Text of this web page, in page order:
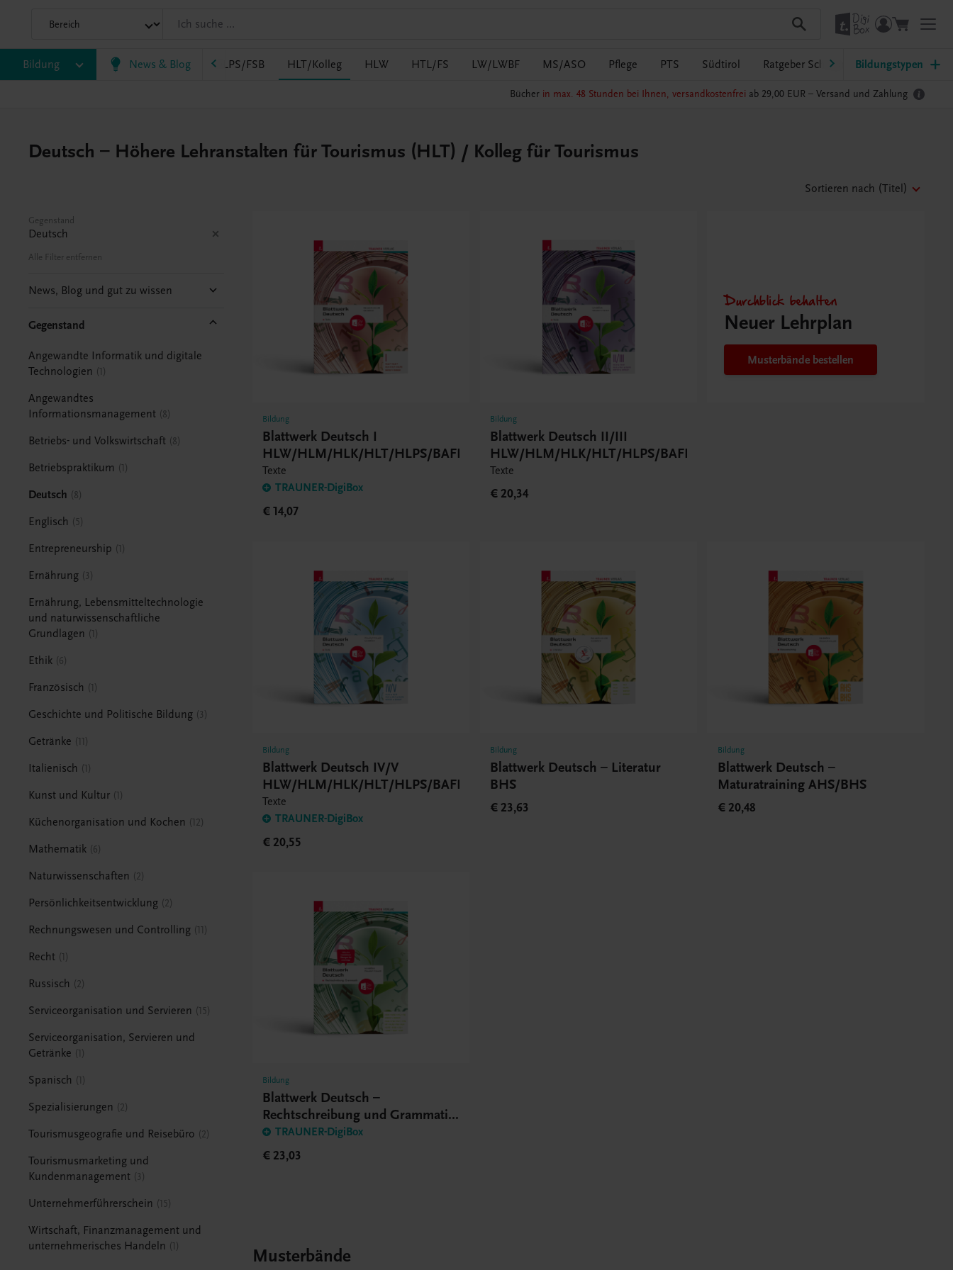
Bildung News & Blog
HAS HF/TFS HLM/HLK HLPS/FSB HLT/Kolleg HLW HTL/FS LW/LWBF MS/ASO Pflege PTS Südtirol Ratgeber Schulpraxis TRAUNER-
Bildungstypen
Bücher in max. 48 Stunden bei Ihnen, versandkostenfrei ab 29,00 EUR – Versand und Zahlung
Deutsch – Höhere Lehranstalten für Tourismus (HLT) / Kolleg für Tourismus
Sortieren nach (Titel)
Gegenstand
Deutsch
Alle Filter entfernen
News, Blog und gut zu wissen
Gegenstand
Angewandte Informatik und digitale
Technologien
1
Angewandtes
Informationsmanagement 8
Betriebs- und Volkswirtschaft 8
Betriebspraktikum 1
Deutsch 8
Englisch 5
Entrepreneurship 1
Ernährung 3
Ernährung, Lebensmitteltechnologie
und naturwissenschaftliche
Grundlagen
1
Ethik 6
Französisch 1
Geschichte und Politische Bildung 3
Getränke 11
Italienisch 1
Kunst und Kultur 1
Küchenorganisation und Kochen 12
Mathematik 6
Naturwissenschaften 2
Persönlichkeitsentwicklung 2
Rechnungswesen und Controlling 11
Recht 1
Russisch 2
Serviceorganisation und Servieren 15
Serviceorganisation, Servieren und
Getränke
1
Spanisch 1
Spezialisierungen 2
Tourismusgeografie und Reisebüro 2
Tourismusmarketing und
Kundenmanagement
3
Unternehmerführerschein 15
Wirtschaft, Finanzmanagement und
unternehmerisches Handeln
1
Bildung
Blattwerk Deutsch I
HLW/HLM/HLK/HLT/HLPS/BAFEP/BASOP
Texte
TRAUNER-DigiBox
€ 14,07
Bildung
Blattwerk Deutsch II/III
HLW/HLM/HLK/HLT/HLPS/BAFEP/BASOP
Texte
€ 20,34
Durchblick behalten
Neuer Lehrplan
Musterbände bestellen
Bildung
Blattwerk Deutsch IV/V
HLW/HLM/HLK/HLT/HLPS/BAFEP/BASOP
Texte
TRAUNER-DigiBox
€ 20,55
Bildung
Blattwerk Deutsch – Literatur
BHS
€ 23,63
Bildung
Blattwerk Deutsch –
Maturatraining AHS/BHS
€ 20,48
Bildung
Blattwerk Deutsch –
Rechtschreibung und Grammatik
BHS/BMS
TRAUNER-DigiBox
€ 23,03
Musterbände